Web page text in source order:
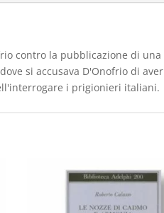
contro la pubblicazione di una
si accusava D'Onofrio di aver
i prigionieri italiani.